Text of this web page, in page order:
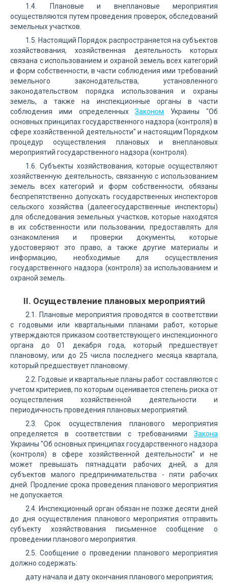
1.4. Плановые и внеплановые мероприятия
осуществляются путем проведения проверок, обследований
земельных участков.
1.5. Настоящий Порядок распространяется на субъектов
хозяйствования, хозяйственная деятельность которых
связана с использованием и охраной земель всех категорий
и форм собственности, в части соблюдения ими требований
земельного законодательства, установленного
законодательством порядка использования и охраны
земель, а также на инспекционные органы в части
соблюдения ими определенныхЗаконом Украины "Об
основных принципах государственного надзора (контроля) в
сфере хозяйственной деятельности" и настоящим Порядком
процедур осуществления плановых и внеплановых
мероприятий государственного надзора (контроля).
1.6. Субъекты хозяйствования, которые осуществляют
хозяйственную деятельность, связанную с использованием
земель всех категорий и форм собственности, обязаны
беспрепятственно допускать государственных инспекторов
сельского хозяйства (далеегосударственные инспекторы)
для обследования земельных участков, которые находятся
в их собственности или пользовании, предоставлять для
ознакомления и проверки документы, которые
удостоверяют это право, а также другие материалы и
информацию, необходимые для осуществления
государственного надзора (контроля) за использованием и
охраной земель.
II. Осуществление плановых мероприятий
2.1. Плановые мероприятия проводятся в соответствии
с годовыми или квартальными планами работ, которые
утверждаются приказом соответствующего инспекционного
органа до 01 декабря года, который предшествует
плановому, или до 25 числа последнего месяца квартала,
который предшествует плановому.
2.2. Годовые и квартальные планы работ составляются с
учетом критериев, по которым оценивается степень риска от
осуществления хозяйственной деятельности и
периодичность проведения плановых мероприятий.
2.3. Срок осуществления планового мероприятия
определяется в соответствии с требованиями Закона
Украины "Об основных принципах государственного надзора
(контроля) в сфере хозяйственной деятельности" и не
может превышать пятнадцати рабочих дней, а для
субъектов малого предпринимательства - пяти рабочих
дней. Продление срока проведения планового мероприятия
не допускается.
2.4. Инспекционный орган обязан не позже десяти дней
до дня осуществления планового мероприятия отправить
субъекту хозяйствования письменное сообщение о
проведении планового мероприятия.
2.5. Сообщение о проведении планового мероприятия
должно содержать:
дату начала и дату окончания планового мероприятия;